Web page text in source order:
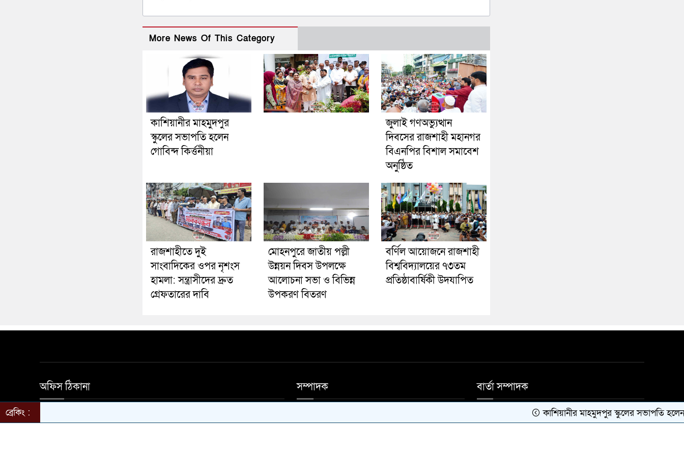
More News Of This Category
কাশিয়ানীর মাহমুদপুর
স্কুলের সভাপতি হলেন
গোবিন্দ কির্ত্তনীয়া
জুলাই গণঅভ্যুত্থান
দিবসের রাজশাহী মহানগর
বিএনপির বিশাল সমাবেশ
অনুষ্ঠিত
রাজশাহীতে দুই
সাংবাদিকের ওপর নৃশংস
হামলা: সন্ত্রাসীদের দ্রুত
গ্রেফতারের দাবি
মোহনপুরে জাতীয় পল্লী
উন্নয়ন দিবস উপলক্ষে
আলোচনা সভা ও বিভিন্ন
উপকরণ বিতরণ
বর্ণিল আয়োজনে রাজশাহী
বিশ্ববিদ্যালয়ের ৭৩তম
প্রতিষ্ঠাবার্ষিকী উদযাপিত
অফিস ঠিকানা সম্পাদক বার্তা সম্পাদক
মোঃ জাহিদুল ইসলাম।
ব্রেকিং : কাশিয়ানীর মাহমুদপুর স্কুলের সভাপতি হলেন